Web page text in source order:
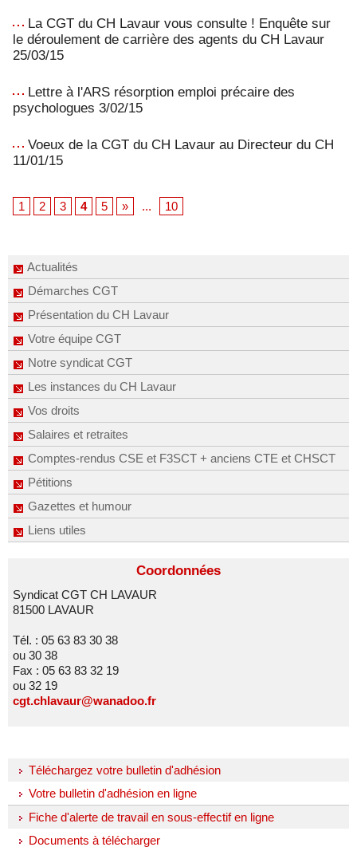
Actualités
Démarches CGT
Présentation du CH Lavaur
Votre équipe CGT
Notre syndicat CGT
Les instances du CH Lavaur
Vos droits
Salaires et retraites
Comptes-rendus CSE et F3SCT + anciens CTE et CHSCT
Pétitions
Gazettes et humour
Liens utiles
La CGT du CH Lavaur vous consulte ! Enquête sur
le déroulement de carrière des agents du CH Lavaur
25/03/15
Lettre à l'ARS résorption emploi précaire des
psychologues 3/02/15
Voeux de la CGT du CH Lavaur au Directeur du CH
11/01/15
1 2 3 4 5 » ... 10
Coordonnées
Syndicat CGT CH LAVAUR
81500 LAVAUR
Tél. : 05 63 83 30 38
ou 30 38
Fax : 05 63 83 32 19
ou 32 19
cgt.chlavaur@wanadoo.fr
Téléchargez votre bulletin d'adhésion
Votre bulletin d'adhésion en ligne
Fiche d'alerte de travail en sous-effectif en ligne
Documents à télécharger